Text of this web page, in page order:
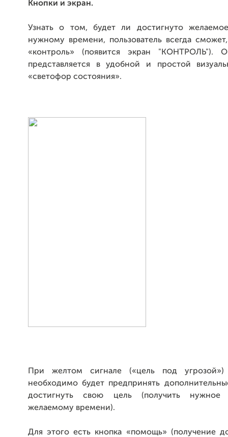
Кнопки и экран.
Узнать о том, будет ли достигнуто
нужному времени, пользователь всегда
«контроль» (появится экран "КОНТРОЛЬ").
представляется в удобной и простой
«светофор состояния».
При желтом сигнале («цель под угрозой»)
необходимо будет предпринять
достигнуть свою цель (получить нужное
желаемому времени).
Для этого есть кнопка «помощь» (получение